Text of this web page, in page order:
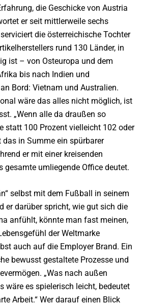
die Geschicke von Austria
er seit mittlerweile sechs
die österreichische Tochter
rund 130 Länder, in
ist – von Osteuropa und dem
bis nach Indien und
Bord: Vietnam und Australien.
wäre das alles nicht möglich, ist
„Wenn alle da draußen so
statt 100 Prozent vielleicht 102 oder
das in Summe ein spürbarer
er mit einer kreisenden
gesamte umliegende Office deutet.
selbst mit dem Fußball in seinem
er darüber spricht, wie gut sich die
anfühlt, könnte man fast meinen,
der Weltmarke
auch auf die Employer Brand. Ein
bewusst gestaltete Prozesse und
„Was nach außen
wäre es spielerisch leicht, bedeutet
Arbeit.“ Wer darauf einen Blick